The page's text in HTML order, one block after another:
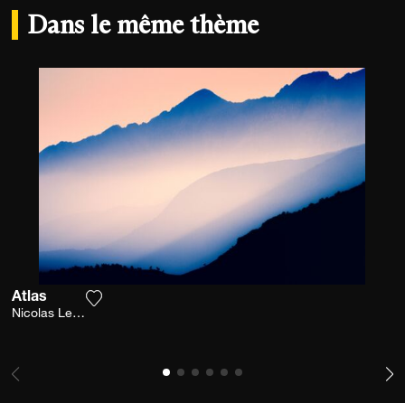
Dans le même thème
Atlas
Nicolas Leconte